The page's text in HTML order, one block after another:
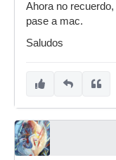
Ahora no
pase a mac.
Saludos